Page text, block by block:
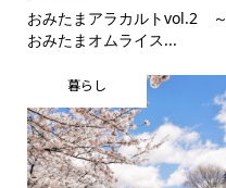
おみたまアラカルトvol.2 ～
おみたまオムライス...
暮らし